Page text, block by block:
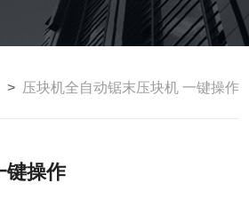
> 压块机全自动锯末压块机 一键操作
键操作